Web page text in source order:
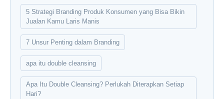
5 Strategi Branding Produk Konsumen yang Bisa Bikin
Jualan Kamu Laris Manis
7 Unsur Penting dalam Branding
apa itu double cleansing
Apa Itu Double Cleansing? Perlukah Diterapkan Setiap
Hari?